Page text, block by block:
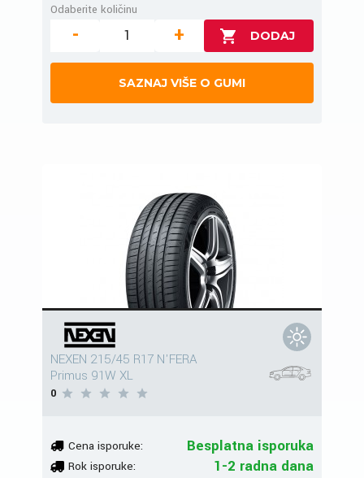
Odaberite količinu
- +
SAZNAJ VIŠE O GUMI
NEXEN 215/45 R17 N'FERA
Primus 91W XL
0
Cena isporuke: Besplatna isporuka
Rok isporuke: 1-2 radna dana